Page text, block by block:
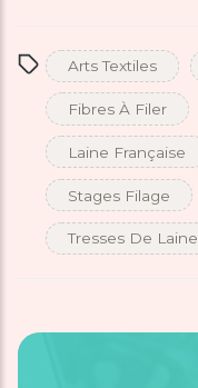
Arts Textiles
Fibres À Filer
Laine Française
Stages Filage
Tresses De Laine